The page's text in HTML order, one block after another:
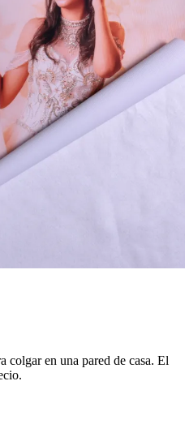
colgar en una pared de casa. El